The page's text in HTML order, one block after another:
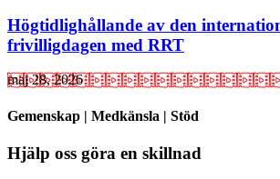
Högtidlighållande av den
frivilligdagen med RRT
maj 28, 2026
Gemenskap | Medkänsla | Stöd
Hjälp oss göra en skillnad